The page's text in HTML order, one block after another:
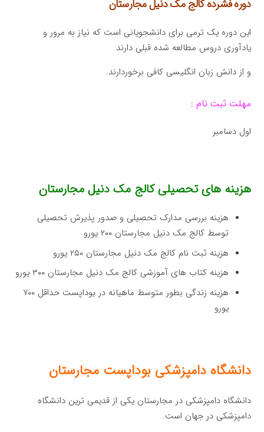
دوره فشرده کالج مک دنیل مجارستان
این دوره یک ترمی برای دانشجویانی است که نیاز به مرور و
یادآوری دروس مطالعه شده قبلی دارند
و از دانش زبان انگلیسی کافی برخوردارند.
مهلت ثبت نام :
اول دسامبر
هزینه های تحصیلی کالج مک دنیل مجارستان
هزینه بررسی مدارک تحصیلی و صدور پذیرش تحصیلی
توسط کالج مک دنیل مجارستان ۲۰۰ یورو
هزینه ثبت نام کالج مک دنیل مجارستان ۲۵۰ یورو
هزینه كتاب های آموزشی کالج مک دنیل مجارستان ۳۰۰ یورو
هزینه زندگی بطور متوسط ماهیانه در بوداپست حداقل ۷۰۰
یورو
دانشگاه دامپزشکی بوداپست مجارستان
دانشگاه دامپزشکی در مجارستان یکی از قدیمی ترین دانشگاه
دامپزشکی در جهان است.